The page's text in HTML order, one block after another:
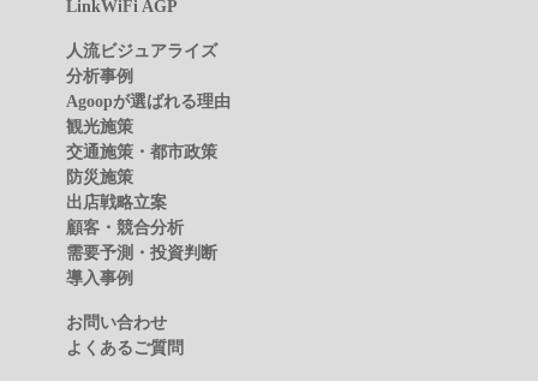
LinkWiFi AGP
人流ビジュアライズ
分析事例
Agoopが選ばれる理由
観光施策
交通施策・都市政策
防災施策
出店戦略立案
顧客・競合分析
需要予測・投資判断
導入事例
お問い合わせ
よくあるご質問